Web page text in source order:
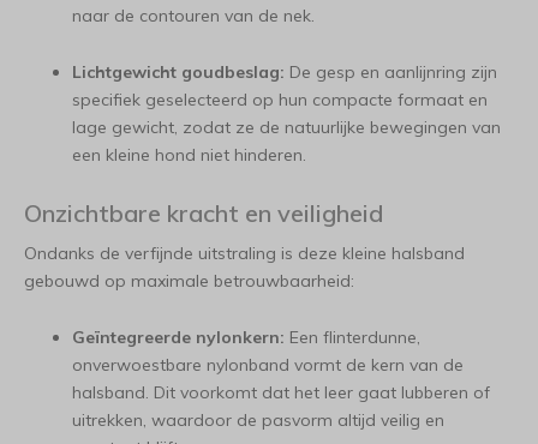
naar de contouren van de nek.
Lichtgewicht goudbeslag: De gesp en aanlijnring zijn
specifiek geselecteerd op hun compacte formaat en
lage gewicht, zodat ze de natuurlijke bewegingen van
een kleine hond niet hinderen.
Onzichtbare kracht en veiligheid
Ondanks de verfijnde uitstraling is deze kleine halsband
gebouwd op maximale betrouwbaarheid:
Geïntegreerde nylonkern: Een flinterdunne,
onverwoestbare nylonband vormt de kern van de
halsband. Dit voorkomt dat het leer gaat lubberen of
uitrekken, waardoor de pasvorm altijd veilig en